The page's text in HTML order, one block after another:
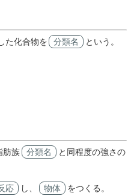
た化合物を 分類名
という。
肪族 分類名
と同程度の強さの
応 し、 物体
をつくる。